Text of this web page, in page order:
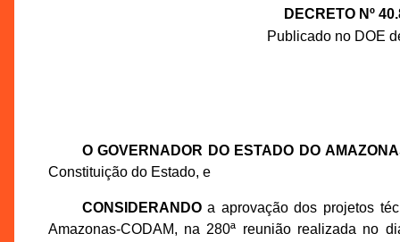
DECRETO Nº
Publicado no DOE
O GOVERNADOR DO ESTADO DO
Constituição do Estado, e
CONSIDERANDOa aprovação dos projetos
Amazonas-CODAM, na 280ª reunião realizada no